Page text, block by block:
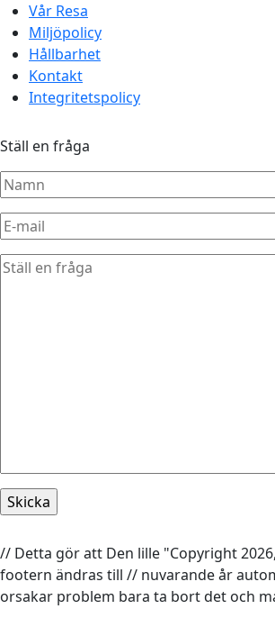
Vår Resa
Miljöpolicy
Hållbarhet
Kontakt
Integritetspolicy
Ställ en fråga
// Detta gör att Den lille "Copyright
footern ändras till // nuvarande år
orsakar problem bara ta bort det och